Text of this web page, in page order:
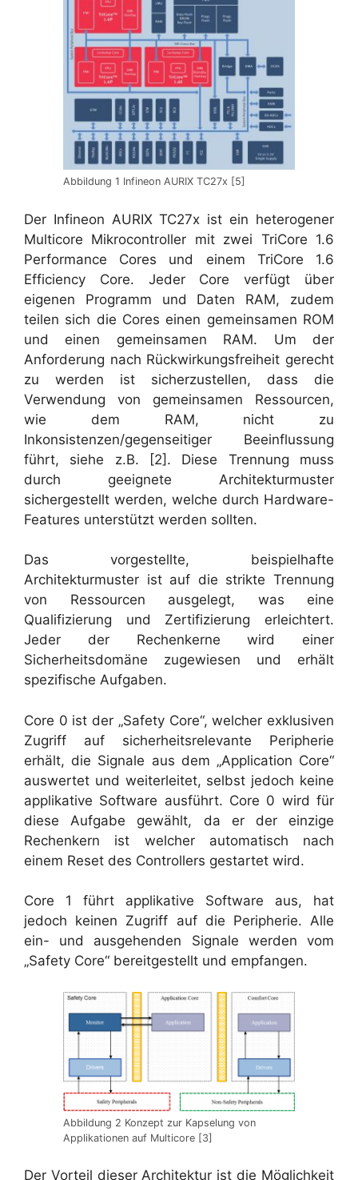
Abbildung 1 Infineon AURIX TC27x [5]
Der Infineon AURIX TC27x ist ein heterogener
Multicore Mikrocontroller mit zwei TriCore 1.6
Performance Cores und einem TriCore 1.6
Efficiency Core. Jeder Core verfügt über
eigenen Programm und Daten RAM, zudem
teilen sich die Cores einen gemeinsamen ROM
und einen gemeinsamen RAM. Um der
Anforderung nach Rückwirkungsfreiheit gerecht
zu werden ist sicherzustellen, dass die
Verwendung von gemeinsamen Ressourcen,
wie dem RAM, nicht zu
Inkonsistenzen/gegenseitiger Beeinflussung
führt, siehe z.B. [2]. Diese Trennung muss
durch geeignete Architekturmuster
sichergestellt werden, welche durch Hardware-
Features unterstützt werden sollten.
Das vorgestellte, beispielhafte
Architekturmuster ist auf die strikte Trennung
von Ressourcen ausgelegt, was eine
Qualifizierung und Zertifizierung erleichtert.
Jeder der Rechenkerne wird einer
Sicherheitsdomäne zugewiesen und erhält
spezifische Aufgaben.
Core 0 ist der „Safety Core“, welcher exklusiven
Zugriff auf sicherheitsrelevante Peripherie
erhält, die Signale aus dem „Application Core“
auswertet und weiterleitet, selbst jedoch keine
applikative Software ausführt. Core 0 wird für
diese Aufgabe gewählt, da er der einzige
Rechenkern ist welcher automatisch nach
einem Reset des Controllers gestartet wird.
Core 1 führt applikative Software aus, hat
jedoch keinen Zugriff auf die Peripherie. Alle
ein- und ausgehenden Signale werden vom
„Safety Core“ bereitgestellt und empfangen.
Abbildung 2 Konzept zur Kapselung von
Applikationen auf Multicore [3]
Der Vorteil dieser Architektur ist die Möglichkeit